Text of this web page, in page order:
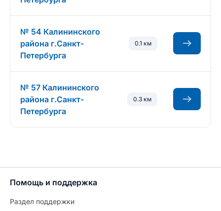
№ 54 Калининского
района г.Санкт-
Петербурга
0.1 км
№ 57 Калининского
района г.Санкт-
Петербурга
0.3 км
Помощь и поддержка
Раздел поддержки